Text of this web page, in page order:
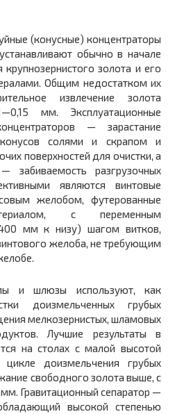
(конусные) концентраторы
обычно в начале
золота и его
Общим недостатком их
извлечение золота
мм. Эксплуатационные
— зарастание
конусов солями и скрапом и
поверхностей для очистки, а
забиваемость разгрузочных
являются винтовые
желобом, футерованные
с переменным
мм к низу) шагом витков,
желоба, не требующим
и шлюзы используют, как
доизмельченных грубых
мелкозернистых, шламовых
Лучшие результаты в
на столах с малой высотой
доизмельчения грубых
свободного золота выше, с
Гравитационный сепаратор —
высокой степенью